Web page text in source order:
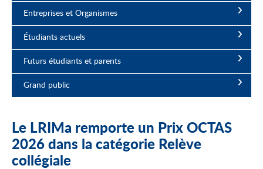
Entreprises et Organismes
Étudiants actuels
Futurs étudiants et parents
Grand public
Le LRIMa remporte un Prix OCTAS
2026 dans la catégorie Relève
collégiale